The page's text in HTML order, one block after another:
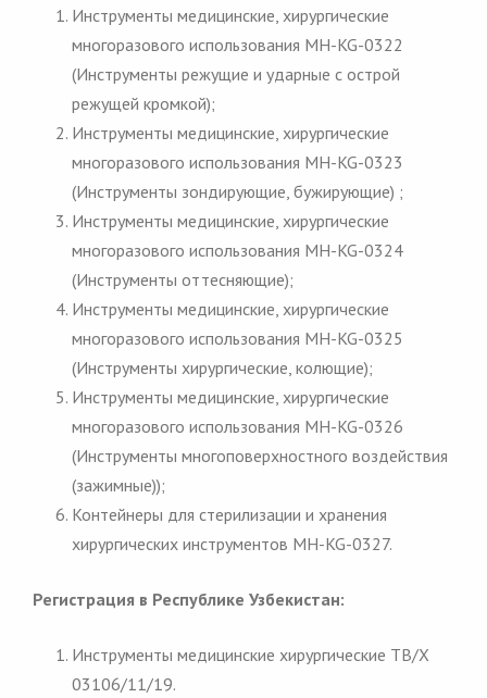
Инструменты медицинские, хирургические
многоразового использования MH-KG-0322
(Инструменты режущие и ударные с острой
режущей кромкой);
Инструменты медицинские, хирургические
многоразового использования MH-KG-0323
(Инструменты зондирующие, бужирующие) ;
Инструменты медицинские, хирургические
многоразового использования MH-KG-0324
(Инструменты оттесняющие);
Инструменты медицинские, хирургические
многоразового использования MH-KG-0325
(Инструменты хирургические, колющие);
Инструменты медицинские, хирургические
многоразового использования MH-KG-0326
(Инструменты многоповерхностного воздействия
(зажимные));
Контейнеры для стерилизации и хранения
хирургических инструментов MH-KG-0327.
Регистрация в Республике Узбекистан:
Инструменты медицинские хирургические TB/X
03106/11/19.